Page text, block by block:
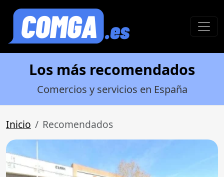
Los más recomendados
Comercios y servicios en España
Inicio Recomendados